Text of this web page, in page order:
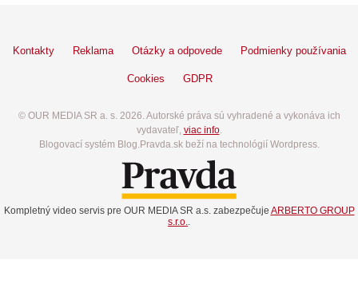
Kontakty Reklama Otázky a odpovede Podmienky používania
Cookies GDPR
© OUR MEDIA SR a. s. 2026. Autorské práva sú vyhradené a vykonáva ich
vydavateľ, viac info.
Blogovací systém Blog.Pravda.sk beží na technológií Wordpress.
Kompletný video servis pre OUR MEDIA SR a.s. zabezpečuje ARBERTO GROUP
s.r.o.